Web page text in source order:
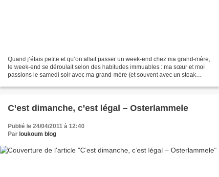
Quand j’étais petite et qu’on allait passer un week-end chez ma grand-mère,
le week-end se déroulait selon des habitudes immuables : ma sœur et moi
passions le samedi soir avec ma grand-mère (et souvent avec un steak
C’est dimanche, c’est légal – Osterlammele
Publié le 24/04/2011 à 12:40
Par loukoum blog